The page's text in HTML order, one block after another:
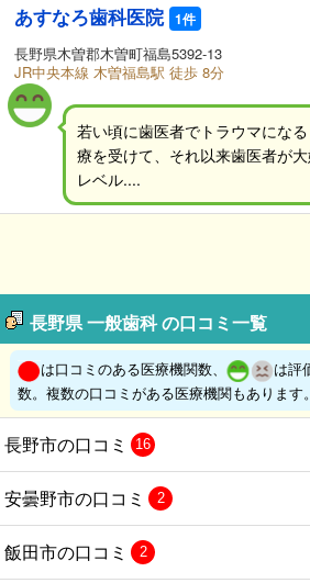
あすなろ歯科医院 1件
長野県木曽郡木曽町福島5392-13
JR中央本線 木曽福島駅 徒歩 8分
若い頃に歯医者でトラウマにな
療を受けて、それ以来歯医者が
レベル....
長野県 一般歯科 の口コミ一覧
は口コミのある医療機関数、
は評
数。複数の口コミがある医療機関もあります。
長野市の口コミ 16
安曇野市の口コミ 2
飯田市の口コミ 2